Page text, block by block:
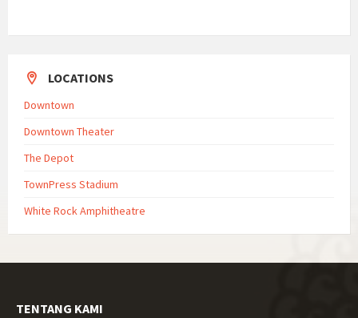
LOCATIONS
Downtown
Downtown Theater
The Depot
TownPress Stadium
White Rock Amphitheatre
TENTANG KAMI